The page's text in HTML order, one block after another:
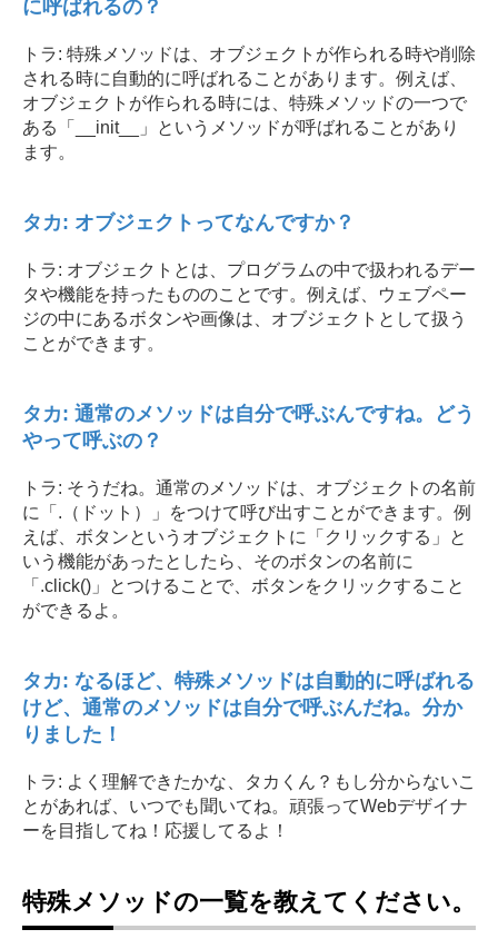
に呼ばれるの？
トラ: 特殊メソッドは、オブジェクトが作られる時や削除
される時に自動的に呼ばれることがあります。例えば、
オブジェクトが作られる時には、特殊メソッドの一つで
ある「__init__」というメソッドが呼ばれることがあり
ます。
タカ: オブジェクトってなんですか？
トラ: オブジェクトとは、プログラムの中で扱われるデー
タや機能を持ったもののことです。例えば、ウェブペー
ジの中にあるボタンや画像は、オブジェクトとして扱う
ことができます。
タカ: 通常のメソッドは自分で呼ぶんですね。どう
やって呼ぶの？
トラ: そうだね。通常のメソッドは、オブジェクトの名前
に「.（ドット）」をつけて呼び出すことができます。例
えば、ボタンというオブジェクトに「クリックする」と
いう機能があったとしたら、そのボタンの名前に
「.click()」とつけることで、ボタンをクリックすること
ができるよ。
タカ: なるほど、特殊メソッドは自動的に呼ばれる
けど、通常のメソッドは自分で呼ぶんだね。分か
りました！
トラ: よく理解できたかな、タカくん？もし分からないこ
とがあれば、いつでも聞いてね。頑張ってWebデザイナ
ーを目指してね！応援してるよ！
特殊メソッドの一覧を教えてください。